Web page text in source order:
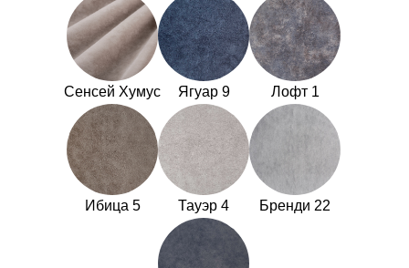
Сенсей Хумус Ягуар 9 Лофт 1
Ибица 5 Тауэр 4 Бренди 22